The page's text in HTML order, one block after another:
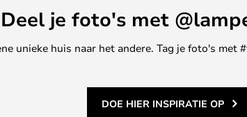
Deel je foto's met
unieke huis naar het andere. Tag je foto's
DOE HIER INSPIRATIE OP